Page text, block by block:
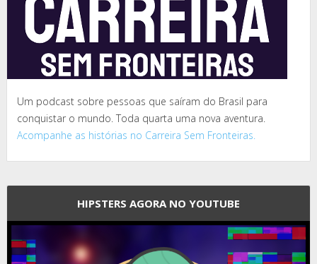
Um podcast sobre pessoas que saíram do Brasil para
conquistar o mundo. Toda quarta uma nova aventura.
Acompanhe as histórias no Carreira Sem Fronteiras.
HIPSTERS AGORA NO YOUTUBE